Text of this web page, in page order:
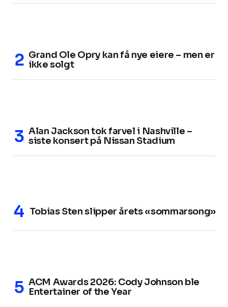
Grand Ole Opry kan få nye eiere – men er
ikke solgt
Alan Jackson tok farvel i Nashville –
siste konsert på Nissan Stadium
Tobias Sten slipper årets «sommarsong»
ACM Awards 2026: Cody Johnson ble
Entertainer of the Year